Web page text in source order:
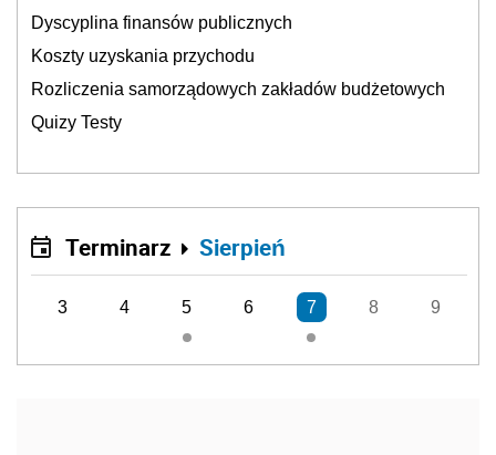
Dyscyplina finansów publicznych
Koszty uzyskania przychodu
Rozliczenia samorządowych zakładów budżetowych
Quizy Testy
Terminarz Sierpień
3 4 5 6 7 8 9